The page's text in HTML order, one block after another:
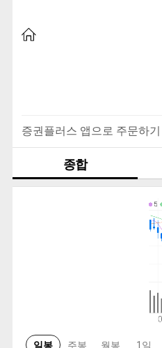
증권플러스 앱으로 주문하기
종합
일봉 주봉 월봉 1일